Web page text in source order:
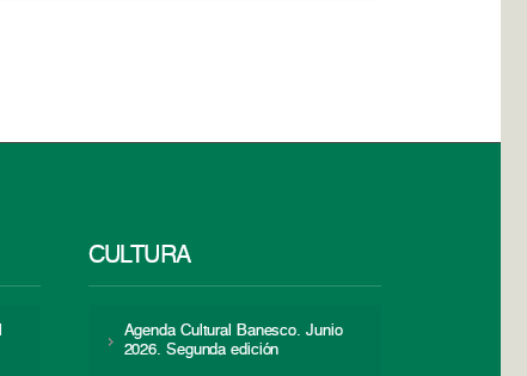
CULTURA
Agenda Cultural Banesco. Junio
2026. Segunda edición